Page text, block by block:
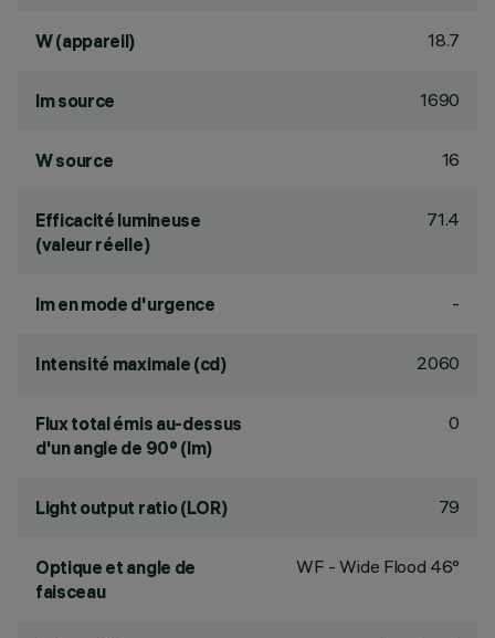
W (appareil) 18.7
lm source 1690
W source 16
Efficacité lumineuse
(valeur réelle)
71.4
lm en mode d'urgence -
Intensité maximale (cd) 2060
Flux total émis au-dessus
d'un angle de 90° (lm)
0
Light output ratio (LOR) 79
Optique et angle de
faisceau
WF - Wide Flood 46°